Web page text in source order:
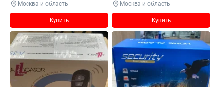
Москва и область
Купить
Москва и область
Купить